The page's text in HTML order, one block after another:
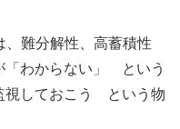
、難分解性、高蓄積性
「わからない」 という
視しておこう という物